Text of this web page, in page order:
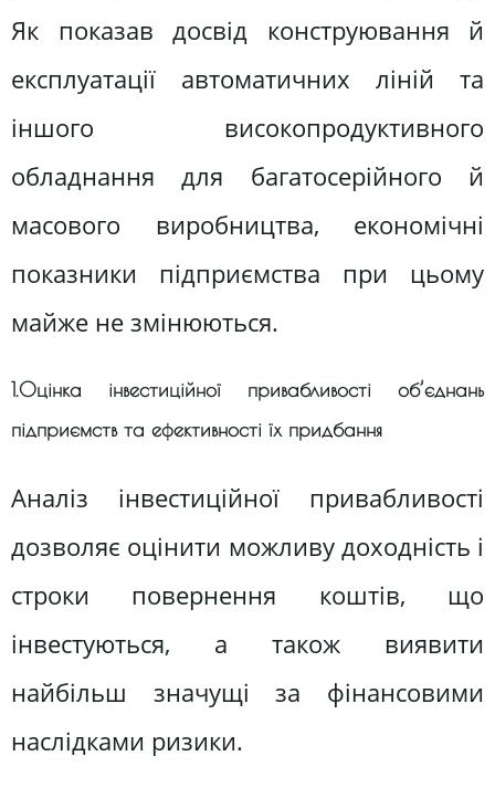
Як показав досвід конструювання й
експлуатації автоматичних ліній та
іншого високопродуктивного
обладнання для багатосерійного й
масового виробництва, економічні
показники підприємства при цьому
майже не змінюються.
1.Оцінка інвестиційної привабливості об’єднань
підприємств та ефективності їх придбання
Аналіз інвестиційної привабливості
дозволяє оцінити можливу доходність і
строки повернення коштів, що
інвестуються, а також виявити
найбільш значущі за фінансовими
наслідками ризики.